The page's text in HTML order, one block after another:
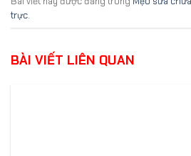
trực.
BÀI VIẾT LIÊN QUAN